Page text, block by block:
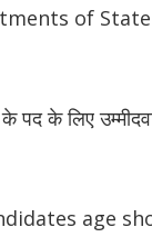
of
के पद के लिए
age